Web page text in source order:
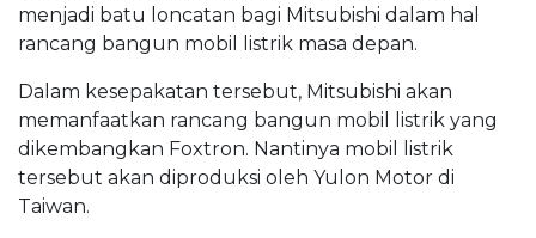
menjadi batu loncatan bagi Mitsubishi dalam hal
rancang bangun mobil listrik masa depan.
Dalam kesepakatan tersebut, Mitsubishi akan
memanfaatkan rancang bangun mobil listrik yang
dikembangkan Foxtron. Nantinya mobil listrik
tersebut akan diproduksi oleh Yulon Motor di
Taiwan.